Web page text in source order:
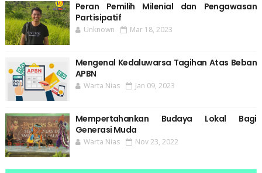
Peran Pemilih Milenial dan Pengawasan
Partisipatif
Unknown Mar 18, 2023
Mengenal Kedaluwarsa Tagihan Atas Beban
APBN
Warta Nias Jan 09, 2023
Mempertahankan Budaya Lokal Bagi
Generasi Muda
Warta Nias Nov 23, 2022